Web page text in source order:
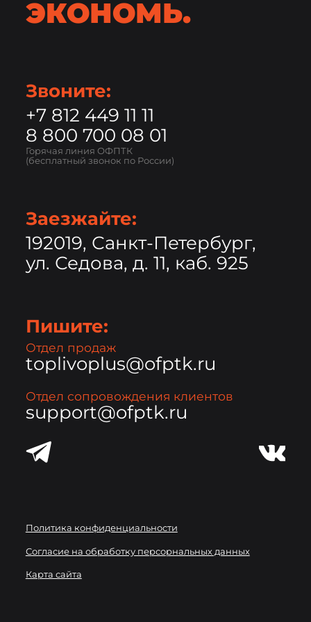
ЭКОНОМЬ.
Звоните:
+7 812 449 11 11
8 800 700 08 01
Горячая линия ОФПТК
(бесплатный звонок по России)
Заезжайте:
192019, Санкт-Петербург,
ул. Седова, д. 11, каб. 925
Пишите:
Отдел продаж
toplivoplus@ofptk.ru
Отдел сопровождения клиентов
support@ofptk.ru
Политика конфиденциальности
Согласие на обработку персорнальных данных
Карта сайта